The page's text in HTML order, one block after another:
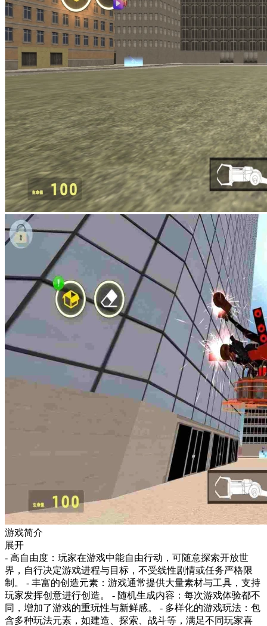
游戏简介
展开
- 高自由度：玩家在游戏中能自由行动，可随意探索开放世
界，自行决定游戏进程与目标，不受线性剧情或任务严格限
制。 - 丰富的创造元素：游戏通常提供大量素材与工具，支持
玩家发挥创意进行创造。 - 随机生成内容：每次游戏体验都不
同，增加了游戏的重玩性与新鲜感。 - 多样化的游戏玩法：包
含多种玩法元素，如建造、探索、战斗等，满足不同玩家喜